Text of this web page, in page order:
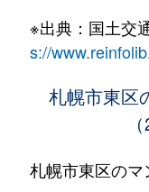
北６条東
北６条東
※出典：国土交
s://
札幌市東区
札幌市東区のマ